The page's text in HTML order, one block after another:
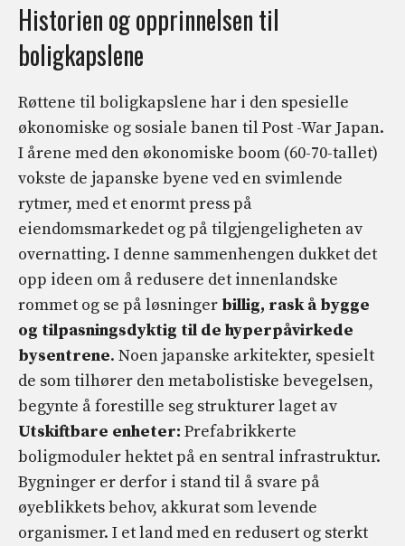
Historien og opprinnelsen til
boligkapslene
Røttene til boligkapslene har i den spesielle
økonomiske og sosiale banen til Post -War Japan.
I årene med den økonomiske boom (60-70-tallet)
vokste de japanske byene ved en svimlende
rytmer, med et enormt press på
eiendomsmarkedet og på tilgjengeligheten av
overnatting. I denne sammenhengen dukket det
opp ideen om å redusere det innenlandske
rommet og se på løsninger billig, rask å bygge
og tilpasningsdyktig til de hyperpåvirkede
bysentrene. Noen japanske arkitekter, spesielt
de som tilhører den metabolistiske bevegelsen,
begynte å forestille seg strukturer laget av
Utskiftbare enheter: Prefabrikkerte
boligmoduler hektet på en sentral infrastruktur.
Bygninger er derfor i stand til å svare på
øyeblikkets behov, akkurat som levende
organismer. I et land med en redusert og sterkt